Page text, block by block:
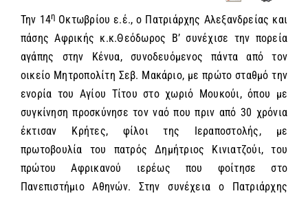
Την 14η Οκτωβρίου ε.έ., ο Πατριάρχης Αλεξανδρείας και
πάσης Αφρικής κ.κ.Θεόδωρος Β’ συνέχισε την πορεία
αγάπης στην Κένυα, συνοδευόμενος πάντα από τον
οικείο Μητροπολίτη Σεβ. Μακάριο, με πρώτο σταθμό την
ενορία του Αγίου Τίτου στο χωριό Μουκούι, όπου με
συγκίνηση προσκύνησε τον ναό που πριν από 30 χρόνια
έκτισαν Κρήτες, φίλοι της Ιεραποστολής, με
πρωτοβουλία του πατρός Δημήτριος Κινιατζούι, του
πρώτου Αφρικανού ιερέως που φοίτησε στο
Πανεπιστήμιο Αθηνών. Στην συνέχεια ο Πατριάρχης